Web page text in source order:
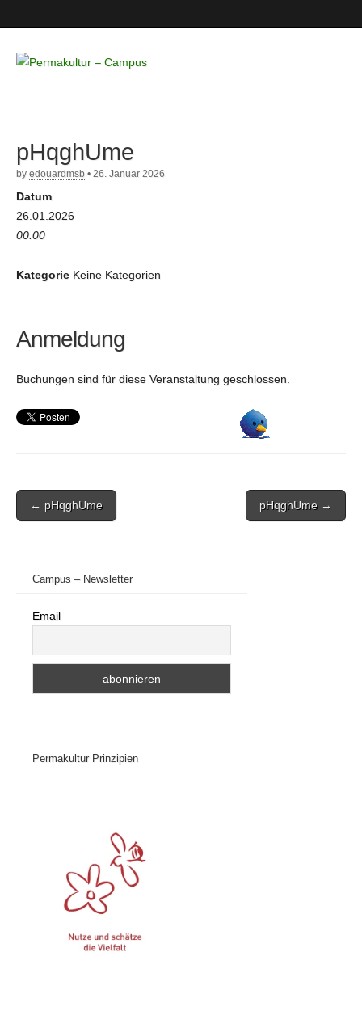
– Campus
pHqghUme
by edouardmsb • 26. Januar 2026
Datum
26.01.2026
00:00
Kategorie Keine Kategorien
Anmeldung
Buchungen sind für diese Veranstaltung geschlossen.
Post
navigation
← pHqghUme pHqghUme →
Campus – Newsletter
Email
Permakultur Prinzipien